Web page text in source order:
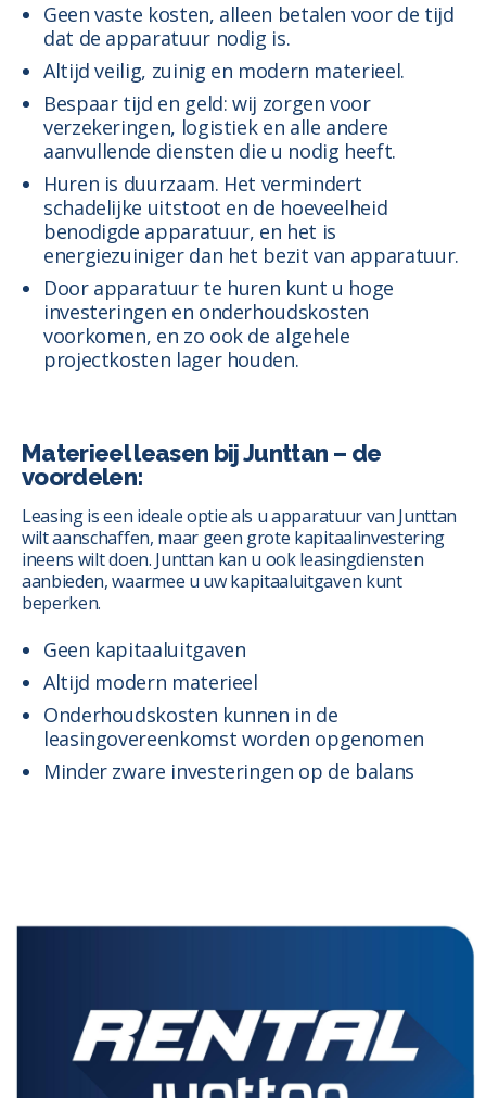
Geen vaste kosten, alleen betalen voor de tijd
dat de apparatuur nodig is.
Altijd veilig, zuinig en modern materieel.
Bespaar tijd en geld: wij zorgen voor
verzekeringen, logistiek en alle andere
aanvullende diensten die u nodig heeft.
Huren is duurzaam. Het vermindert
schadelijke uitstoot en de hoeveelheid
benodigde apparatuur, en het is
energiezuiniger dan het bezit van apparatuur.
Door apparatuur te huren kunt u hoge
investeringen en onderhoudskosten
voorkomen, en zo ook de algehele
projectkosten lager houden.
Materieel leasen bij Junttan – de
voordelen:
Leasing is een ideale optie als u apparatuur van Junttan
wilt aanschaffen, maar geen grote kapitaalinvestering
ineens wilt doen. Junttan kan u ook leasingdiensten
aanbieden, waarmee u uw kapitaaluitgaven kunt
beperken.
Geen kapitaaluitgaven
Altijd modern materieel
Onderhoudskosten kunnen in de
leasingovereenkomst worden opgenomen
Minder zware investeringen op de balans